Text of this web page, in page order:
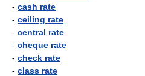
- cash rate
- ceiling rate
- central rate
- cheque rate
- check rate
- class rate